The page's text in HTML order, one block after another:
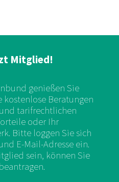
Mitglied!
genießen Sie
kostenlose Beratungen
tarifrechtlichen
oder Ihr
Bitte loggen Sie sich
E-Mail-Adresse ein.
sein, können Sie